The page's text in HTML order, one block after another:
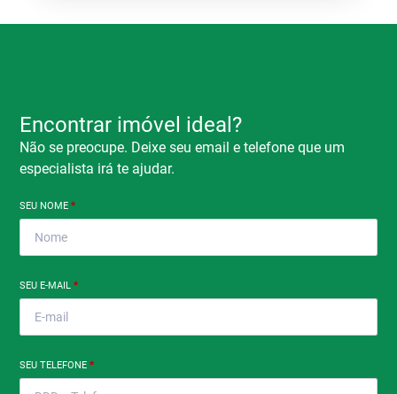
Encontrar imóvel ideal?
Não se preocupe. Deixe seu email e telefone que um
especialista irá te ajudar.
SEU NOME*
SEU E-MAIL*
SEU TELEFONE*